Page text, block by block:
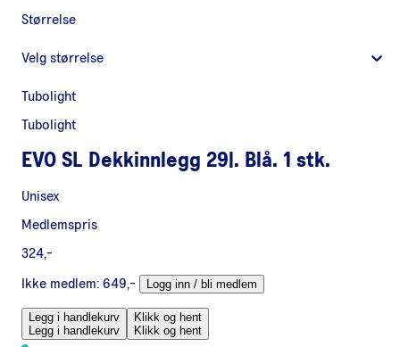
Størrelse
Velg størrelse
Tubolight
Tubolight
EVO SL Dekkinnlegg 29|. Blå. 1 stk.
Unisex
Medlemspris
324,-
Ikke medlem: 649,- Logg inn / bli medlem
Legg i handlekurv
Legg i handlekurv
Klikk og hent
Klikk og hent